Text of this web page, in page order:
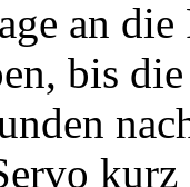
an
bis